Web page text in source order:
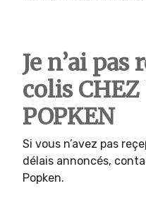
Je n’ai pas
colis
POPKEN
Si vous n’avez pas
délais annoncés,
Popken.